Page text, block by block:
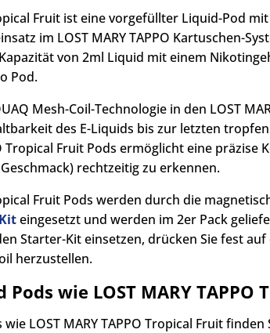
Fruit ist eine vorgefüllter Liquid-Pod
im LOST MARY TAPPO Kartuschen-
von 2ml Liquid mit einem
Pod.
Mesh-Coil-Technologie in den LOST
des E-Liquids bis zur letzten
Tropical Fruit Pods ermöglicht eine
rechtzeitig zu erkennen.
Fruit Pods werden durch die
eingesetzt und werden im 2er Pack
Starter-Kit einsetzen, drücken Sie fest
herzustellen.
wie LOST MARY TAPPO
LOST MARY TAPPO Tropical Fruit